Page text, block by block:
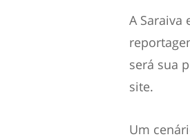
A Saraiva
será sua
site.
Um